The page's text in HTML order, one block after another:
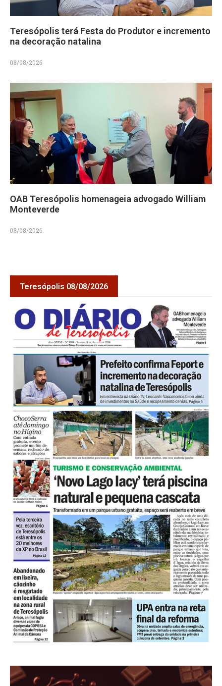
Teresópolis terá Festa do Produtor e incremento
na decoração natalina
08/08/2026
OAB Teresópolis homenageia advogado William
Monteverde
08/08/2026
Teresópolis 08/08/2026